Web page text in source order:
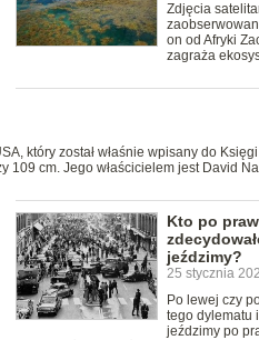
Zdjęcia
on od Afryki
zagraża
który został właśnie wpisany do
109 cm. Jego właścicielem jest David
Kto po
jeździmy?
25 stycznia
Po lewej czy
tego dylematu
jeździmy po